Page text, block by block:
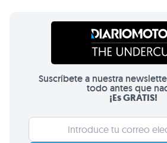
Suscríbete a nuestra
todo antes que
¡Es GRATIS!